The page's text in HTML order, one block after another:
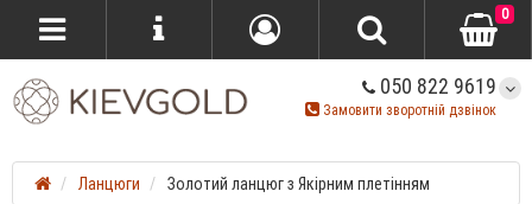
050 822 9619
Замовити зворотній дзвінок
0
Ланцюги Золотий ланцюг з Якірним плетінням